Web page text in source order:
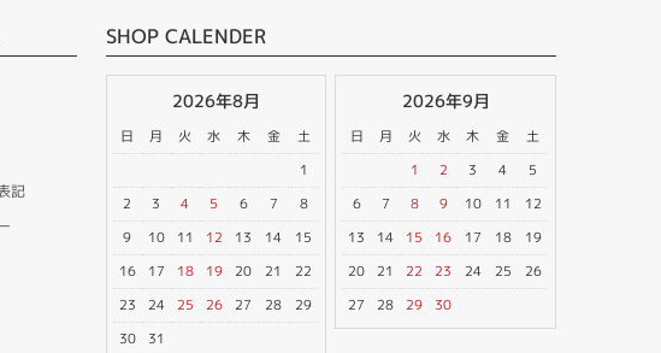
記
SHOP CALENDER
2026年8月
日 月 火 水 木 金
土
1
2
3 4 5 6 7
8
9
10 11 12 13 14
15
16
17 18 19 20 21
22
23
24 25 26 27 28
29
30
31
2026年9月
日 月 火 水 木 金
土
1
2 3 4
5
6
7 8 9 10 11
12
13
14 15 16 17 18
19
20
21 22 23 24 25
26
27
28 29 30